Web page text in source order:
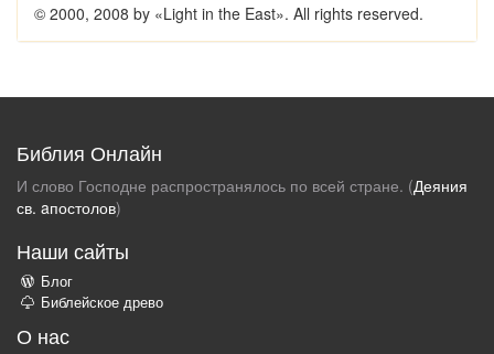
© 2000, 2008 by «Light in the East». All rights reserved.
Библия Онлайн
И слово Господне распространялось по всей стране. (Деяния
св. aпостолов)
Наши сайты
Блог
Библейское древо
О нас